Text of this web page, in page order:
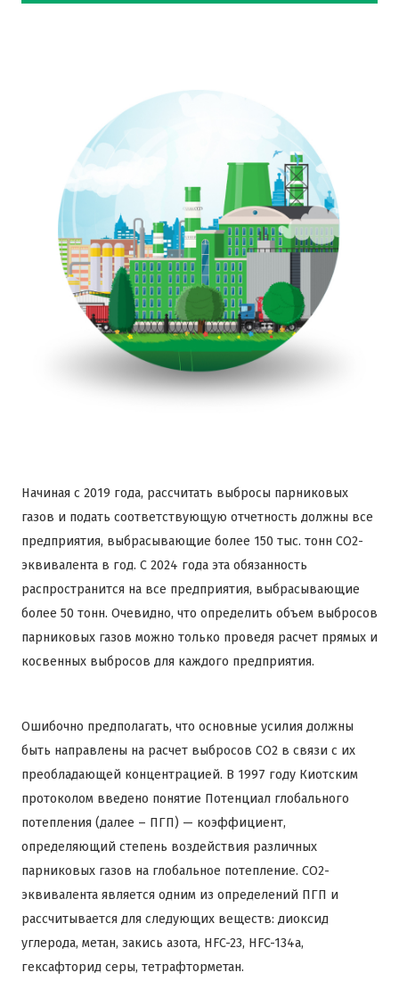
Начиная с 2019 года, рассчитать выбросы парниковых
газов и подать соответствующую отчетность должны все
предприятия, выбрасывающие более 150 тыс. тонн CO2-
эквивалента в год. С 2024 года эта обязанность
распространится на все предприятия, выбрасывающие
более 50 тонн. Очевидно, что определить объем выбросов
парниковых газов можно только проведя расчет прямых и
косвенных выбросов для каждого предприятия.
Ошибочно предполагать, что основные усилия должны
быть направлены на расчет выбросов СО2 в связи с их
преобладающей концентрацией. В 1997 году Киотским
протоколом введено понятие Потенциал глобального
потепления (далее – ПГП) — коэффициент,
определяющий степень воздействия различных
парниковых газов на глобальное потепление. CO2-
эквивалента является одним из определений ПГП и
рассчитывается для следующих веществ: диоксид
углерода, метан, закись азота, HFC-23, HFC-134a,
гексафторид серы, тетрафторметан.